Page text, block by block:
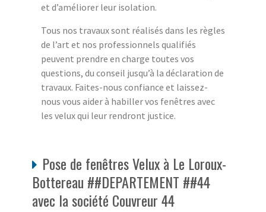
et d’améliorer leur isolation.
Tous nos travaux sont réalisés dans les règles
de l’art et nos professionnels qualifiés
peuvent prendre en charge toutes vos
questions, du conseil jusqu’à la déclaration de
travaux. Faites-nous confiance et laissez-
nous vous aider à habiller vos fenêtres avec
les velux qui leur rendront justice.
Pose de fenêtres Velux à Le Loroux-
Bottereau ##DEPARTEMENT ##44
avec la société Couvreur 44